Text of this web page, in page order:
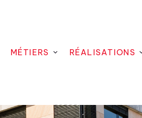
MÉTIERS RÉALISATIONS